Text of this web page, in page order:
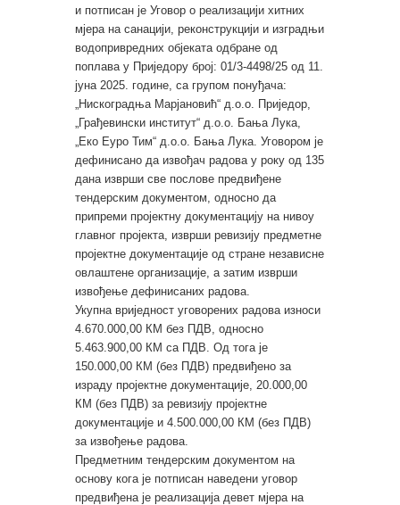
и потписан је Уговор о реализацији хитних
мјера на санацији, реконструкцији и изградњи
водопривредних објеката одбране од
поплава у Приједору број: 01/3-4498/25 од 11.
јуна 2025. године, са групом понуђача:
„Нискоградња Марјановић“ д.о.о. Приједор,
„Грађевински институт“ д.о.о. Бања Лука,
„Еко Еуро Тим“ д.о.о. Бања Лука. Уговором је
дефинисано да извођач радова у року од 135
дана изврши све послове предвиђене
тендерским документом, односно да
припреми пројектну документацију на нивоу
главног пројекта, изврши ревизију предметне
пројектне документације од стране независне
овлаштене организације, а затим изврши
извођење дефинисаних радова.
Укупна вриједност уговорених радова износи
4.670.000,00 КМ без ПДВ, односно
5.463.900,00 КМ са ПДВ. Од тога је
150.000,00 КМ (без ПДВ) предвиђено за
израду пројектне документације, 20.000,00
КМ (без ПДВ) за ревизију пројектне
документације и 4.500.000,00 КМ (без ПДВ)
за извођење радова.
Предметним тендерским документом на
основу кога је потписан наведени уговор
предвиђена је реализација девет мјера на